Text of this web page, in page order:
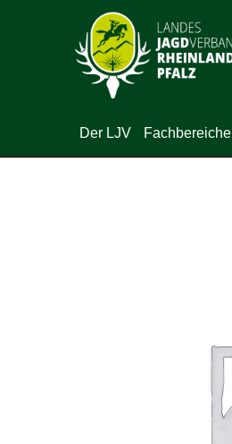
Der LJV Fachbereiche